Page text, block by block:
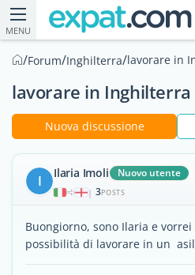
MENU
/Forum/Inghilterra/lavorare in
lavorare in Inghilterra
Nuova discussione
I Ilaria Imoli Nuovo utente
| 3POSTS
Buongiorno, sono Ilaria e vorrei
possibilità di lavorare in un